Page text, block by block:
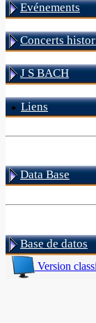
Evénements
Concerts
J S BACH
Liens
Data Base
Base de datos
Version